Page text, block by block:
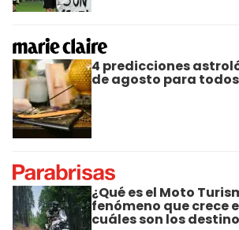
4 predicciones
de agosto para
¿Qué es el Moto
fenómeno que crece
cuáles son los